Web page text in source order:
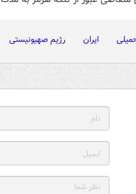
ایران رژیم صهیونیستی